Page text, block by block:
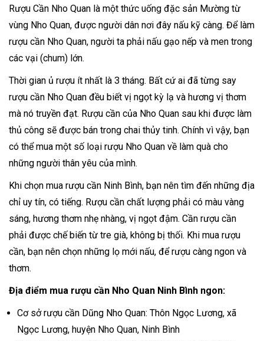
Rượu Cần Nho Quan là một thức uống đặc sản Mường từ
vùng Nho Quan, được người dân nơi đây nấu kỹ càng. Để làm
rượu cần Nho Quan, người ta phải nấu gạo nếp và men trong
các vại (chum) lớn.
Thời gian ủ rượu ít nhất là 3 tháng. Bất cứ ai đã từng say
rượu cần Nho Quan đều biết vị ngọt kỳ lạ và hương vị thơm
mà nó truyền đạt. Rượu cần của Nho Quan sau khi được làm
thủ công sẽ được bán trong chai thủy tinh. Chính vì vậy, bạn
có thể mua một số loại rượu Nho Quan về làm quà cho
những người thân yêu của mình.
Khi chọn mua rượu cần Ninh Bình, bạn nên tìm đến những địa
chỉ uy tín, có tiếng. Rượu cần chất lượng phải có màu vàng
sáng, hương thơm nhẹ nhàng, vị ngọt đậm. Cần rượu cần
phải được chế biến từ tre già, không bị thối. Khi mua rượu
cần, bạn nên chọn những lọ mới nấu, để rượu càng ngon và
thơm.
Địa điểm mua rượu cần Nho Quan Ninh Bình ngon:
Cơ sở rượu cần Dũng Nho Quan: Thôn Ngọc Lương, xã
Ngọc Lương, huyện Nho Quan, Ninh Bình